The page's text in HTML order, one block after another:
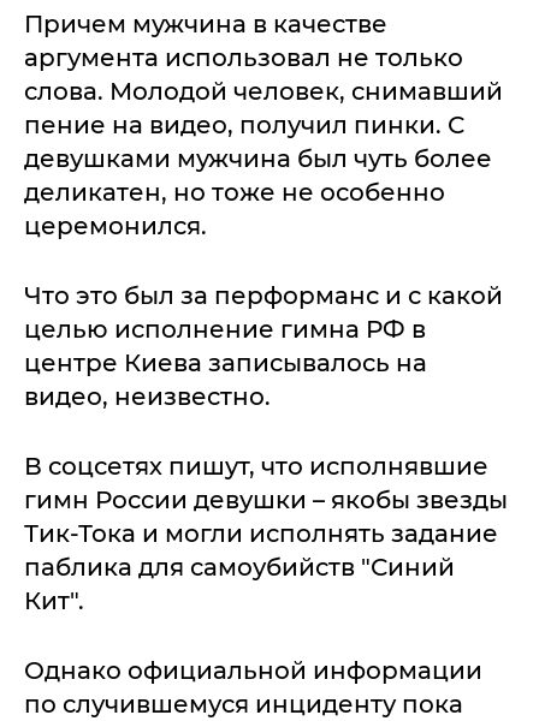
Причем мужчина в качестве
аргумента использовал не только
слова. Молодой человек, снимавший
пение на видео, получил пинки. С
девушками мужчина был чуть более
деликатен, но тоже не особенно
церемонился.
Что это был за перформанс и с какой
целью исполнение гимна РФ в
центре Киева записывалось на
видео, неизвестно.
В соцсетях пишут, что исполнявшие
гимн России девушки – якобы звезды
Тик-Тока и могли исполнять задание
паблика для самоубийств "Синий
Кит".
Однако официальной информации
по случившемуся инциденту пока